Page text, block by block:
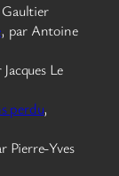
, par Antoine
Le
perdu,
Pierre-Yves